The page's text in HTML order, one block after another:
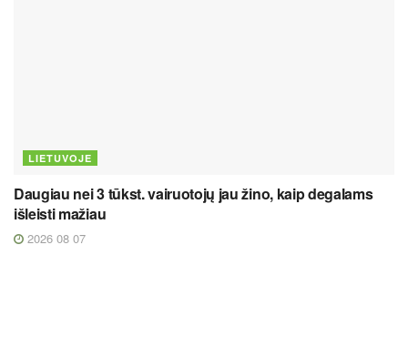
LIETUVOJE
Daugiau nei 3 tūkst. vairuotojų jau žino, kaip degalams
išleisti mažiau
2026 08 07